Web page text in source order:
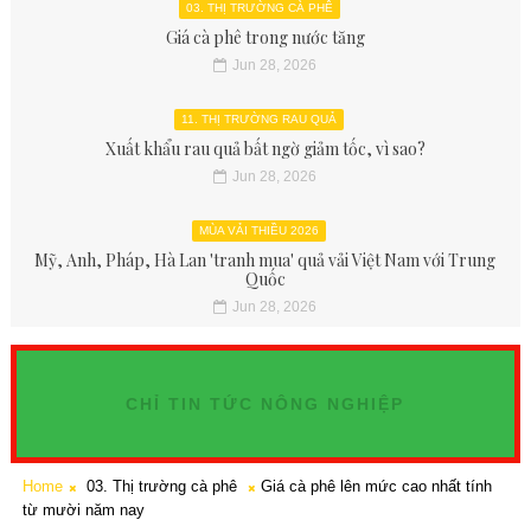
03. THỊ TRƯỜNG CÀ PHÊ
Giá cà phê trong nước tăng
Jun 28, 2026
11. THỊ TRƯỜNG RAU QUẢ
Xuất khẩu rau quả bất ngờ giảm tốc, vì sao?
Jun 28, 2026
MÙA VẢI THIỀU 2026
Mỹ, Anh, Pháp, Hà Lan 'tranh mua' quả vải Việt Nam với Trung
Quốc
Jun 28, 2026
CHỈ TIN TỨC NÔNG NGHIỆP
Home 03. Thị trường cà phê
Giá cà phê lên mức cao nhất tính
từ mười năm nay